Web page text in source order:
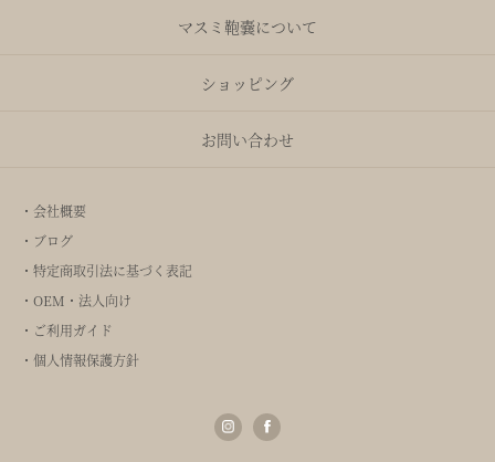
マスミ鞄嚢について
ショッピング
お問い合わせ
・会社概要
・ブログ
・特定商取引法に基づく表記
・OEM・法人向け
・ご利用ガイド
・個人情報保護方針